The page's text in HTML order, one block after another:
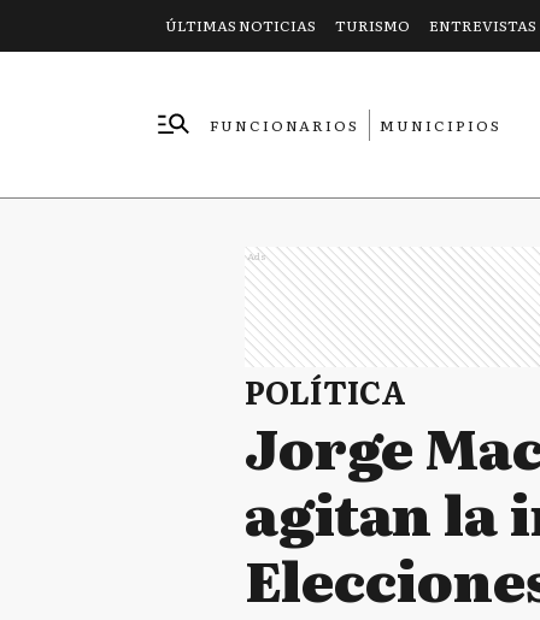
ÚLTIMAS NOTICIAS TURISMO ENTREVISTAS
FUNCIONARIOS
MUNICIPIOS
Ads
POLÍTICA
Jorge
agitan la